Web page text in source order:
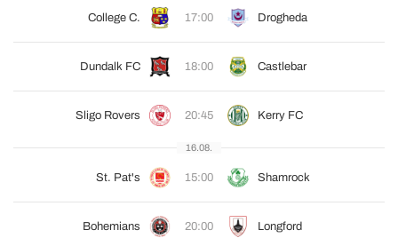
College C. 17:00 Drogheda
Dundalk FC 18:00 Castlebar
Sligo Rovers 20:45 Kerry FC
16.08.
St. Pat's 15:00 Shamrock
Bohemians 20:00 Longford